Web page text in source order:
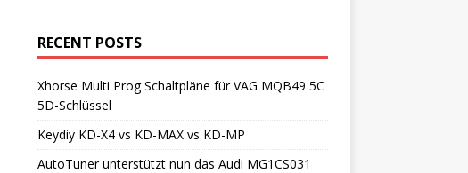
RECENT POSTS
Xhorse Multi Prog Schaltpläne für VAG MQB49 5C
5D-Schlüssel
Keydiy KD-X4 vs KD-MAX vs KD-MP
AutoTuner unterstützt nun das Audi MG1CS031